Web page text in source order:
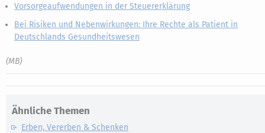
Vorsorgeaufwendungen in der Steuererklärung
Bei Risiken und Nebenwirkungen: Ihre Rechte als Patient in
Deutschlands Gesundheitswesen
(MB)
Ähnliche Themen
Erben, Vererben & Schenken